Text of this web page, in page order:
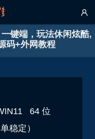

键端，玩法休闲炫酷,
码+外网教程
64 位
稳定）